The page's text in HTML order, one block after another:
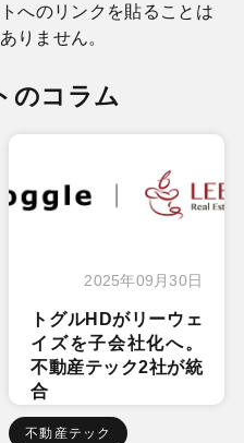
へのリンクを貼ることは
りません。
のコラム
2025年09月30日
トグルHDがリーウェ
イズを子会社化へ。
不動産テック2社が統
合
不動産テック